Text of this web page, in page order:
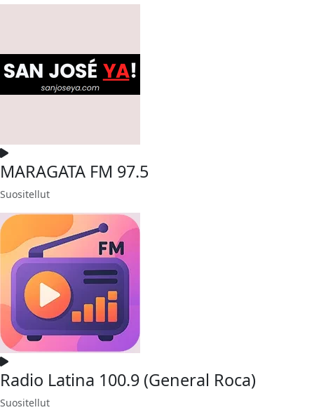
MARAGATA FM 97.5
Suositellut
Radio Latina 100.9 (General Roca)
Suositellut